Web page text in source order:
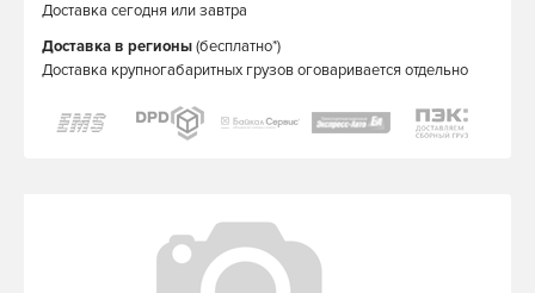
Доставка сегодня или завтра
Доставка в регионы(бесплатно*)
Доставка крупногабаритных грузов оговаривается отдельно